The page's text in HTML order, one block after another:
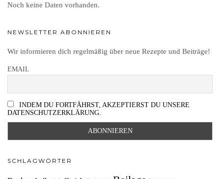
Noch keine Daten vorhanden.
NEWSLETTER ABONNIEREN
Wir informieren dich regelmäßig über neue Rezepte und Beiträge!
EMAIL
INDEM DU FORTFÄHRST, AKZEPTIERST DU UNSERE
DATENSCHUTZERKLÄRUNG.
SCHLAGWÖRTER